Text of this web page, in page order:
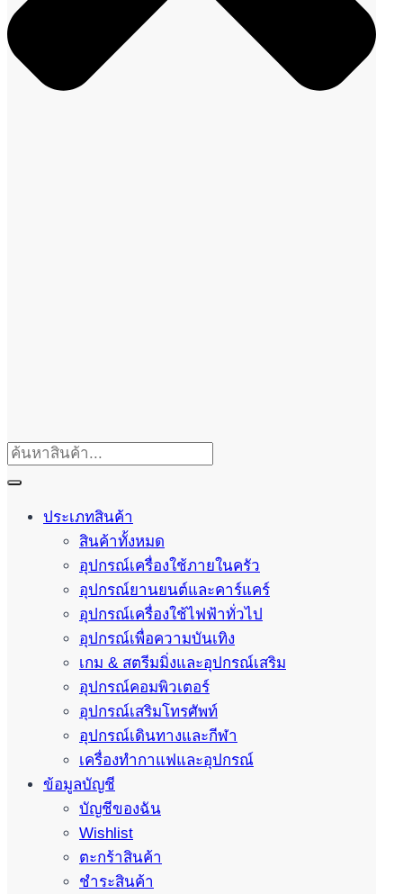
ประเภทสินค้า
สินค้าทั้งหมด
อุปกรณ์เครื่องใช้ภายในครัว
อุปกรณ์ยานยนต์และคาร์แคร์
อุปกรณ์เครื่องใช้ไฟฟ้าทั่วไป
อุปกรณ์เพื่อความบันเทิง
เกม & สตรีมมิ่งและอุปกรณ์เสริม
อุปกรณ์คอมพิวเตอร์
อุปกรณ์เสริมโทรศัพท์
อุปกรณ์เดินทางและกีฬา
เครื่องทำกาแฟและอุปกรณ์
ข้อมูลบัญชี
บัญชีของฉัน
Wishlist
ตะกร้าสินค้า
ชำระสินค้า